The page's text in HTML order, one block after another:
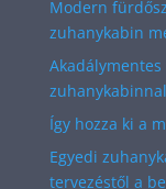
Modern
zuhanykabin
zuhanykabinnal
Így hozza ki a
Egyedi
tervezéstől a